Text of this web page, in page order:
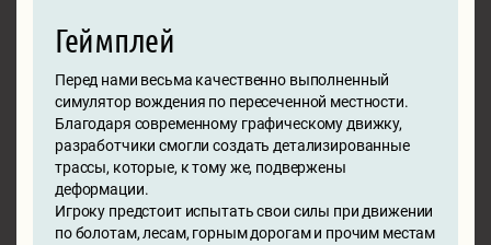
Геймплей
Перед нами весьма качественно выполненный
симулятор вождения по пересеченной местности.
Благодаря современному графическому движку,
разработчики смогли создать детализированные
трассы, которые, к тому же, подвержены
деформации.
Игроку предстоит испытать свои силы при движении
по болотам, лесам, горным дорогам и прочим местам